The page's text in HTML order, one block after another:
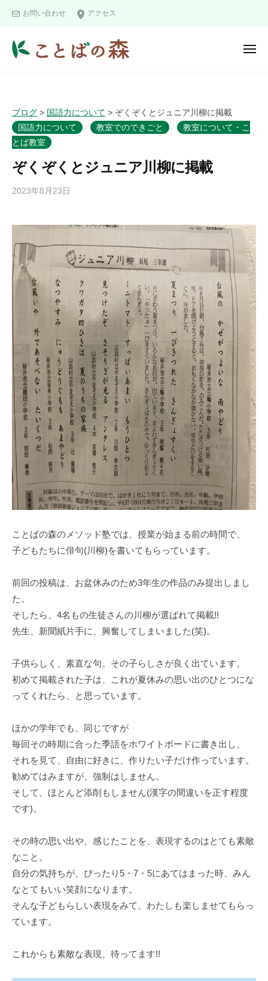
お問い合わせ アクセス
の
森
メ
ブログ > 国語力について > ぞくぞくとジュニア川柳に掲載
国語力について
/ 教室でのできごと /
教室について・こ
とば教室
ぞくぞくとジュニア川柳に掲載
2023年8月23日
t
o
r
i
-
u
s
e
r
ことばの森のメソッド塾では、授業が始まる前の時間で、
子どもたちに俳句(川柳)を書いてもらっています。
前回の投稿は、お盆休みのため3年生の作品のみ提出しまし
た。
そしたら、4名もの生徒さんの川柳が選ばれて掲載!!
先生、新聞紙片手に、興奮してしまいました(笑)。
子供らしく、素直な句。その子らしさが良く出ています。
初めて掲載された子は、これが夏休みの思い出のひとつにな
ってくれたら、と思っています。
ほかの学年でも、同じですが
毎回その時期に合った季語をホワイトボードに書き出し、
それを見て、自由に好きに、作りたい子だけ作っています。
勧めてはみますが、強制はしません。
そして、ほとんど添削もしません(漢字の間違いを正す程度
です)。
その時の思い出や、感じたことを、表現するのはとても素敵
なこと。
自分の気持ちが、ぴったり5・7・5にあてはまった時、みん
なとてもいい笑顔になります。
そんな子どもらしい表現をみて、わたしも楽しませてもらっ
ています。
これからも素敵な表現、待ってます!!
と
の
森